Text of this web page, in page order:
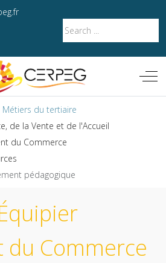
Off-
Métiers du tertiaire
de la Vente et de l'Accueil
du Commerce
pédagogique
du Commerce